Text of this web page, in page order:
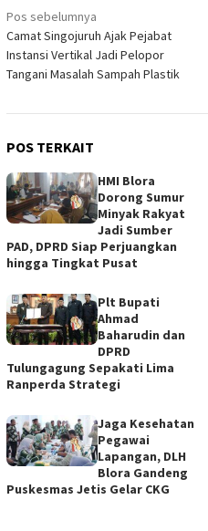
Navigasi
pos
Pos sebelumnya
Camat Singojuruh Ajak Pejabat
Instansi Vertikal Jadi Pelopor
Tangani Masalah Sampah Plastik
POS TERKAIT
HMI Blora
Dorong Sumur
Minyak Rakyat
Jadi Sumber
PAD, DPRD Siap Perjuangkan
hingga Tingkat Pusat
Plt Bupati
Ahmad
Baharudin dan
DPRD
Tulungagung Sepakati Lima
Ranperda Strategi
Jaga Kesehatan
Pegawai
Lapangan, DLH
Blora Gandeng
Puskesmas Jetis Gelar CKG